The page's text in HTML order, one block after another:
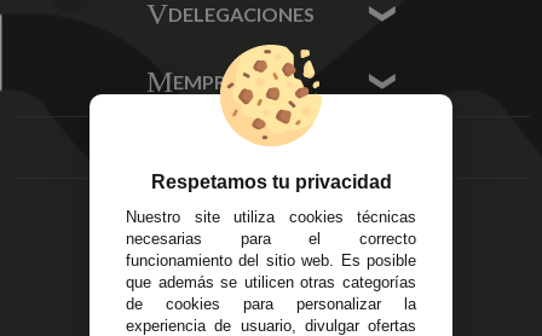
Mis Direcciones
Mis Pedidos
Mis favoritos
FAQ's
DELEGACIONES
Écija - Sevilla
Av. Plaza de Toros.
Local 3
Córdoba
14
Alzira - Valencia
C/ Esplugues, 135
EMPRESA
Aviso Legal
Devoluciones
Política de Privacidad
Pago Seguro
Terminos y
Condiciones Generales
Políticas de Cookies
Respetamos tu privacidad
Nuestro site utiliza cookies técnicas
necesarias para el correcto
funcionamiento del sitio web. Es posible
que además se utilicen otras categorías
de cookies para personalizar la
experiencia de usuario, divulgar ofertas